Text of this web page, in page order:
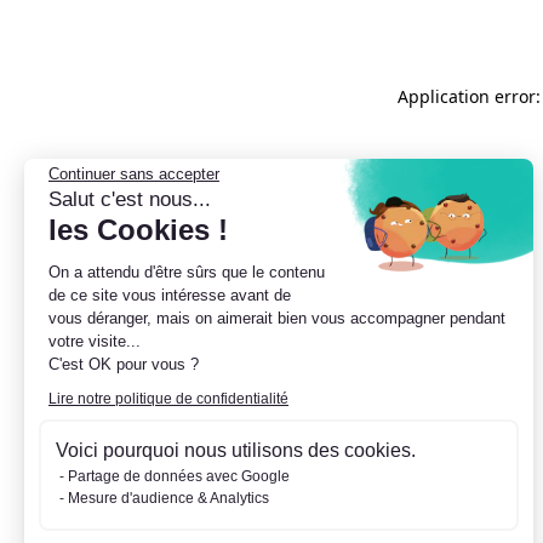
Continuer sans accepter
Salut c'est nous...
les Cookies !
On a attendu d'être sûrs que le contenu
de ce site vous intéresse avant de
vous déranger, mais on aimerait bien vous accompagner pendant
votre visite...
C'est OK pour vous ?
Lire notre politique de confidentialité
Voici pourquoi nous utilisons des cookies.
Partage de données avec Google
Mesure d'audience & Analytics
Application